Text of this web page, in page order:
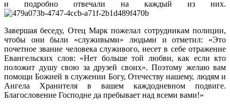
и подробно отвечали на каждый из них.
Завершая беседу, Отец Марк пожелал сотрудникам полиции,
чтобы они были «служивыми» людьми и отметил: «Это
почетное звание человека служивого, несет в себе отражение
Евангельских слов: «Нет больше той любви, как если кто
положит душу свою за друзей своих». Поэтому желаю вам
помощи Божией в служении Богу, Отечеству нашему, людям и
Ангела Хранителя в вашем каждодневном подвиге.
Благословение Господне да пребывает над всеми вами!»